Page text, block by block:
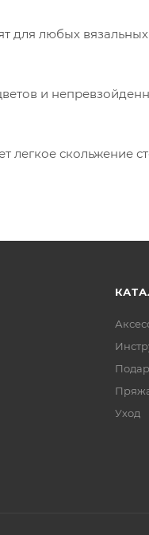
для любых
и
легкое скольжение
Уход